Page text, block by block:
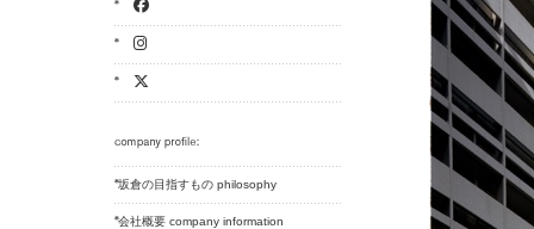
坂倉の目指すもの philosophy
会社概要 company information